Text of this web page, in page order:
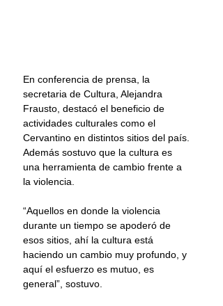
En conferencia de prensa, la
secretaria de Cultura, Alejandra
Frausto, destacó el beneficio de
actividades culturales como el
Cervantino en distintos sitios del país.
Además sostuvo que la cultura es
una herramienta de cambio frente a
la violencia.
“Aquellos en donde la violencia
durante un tiempo se apoderó de
esos sitios, ahí la cultura está
haciendo un cambio muy profundo, y
aquí el esfuerzo es mutuo, es
general”, sostuvo.